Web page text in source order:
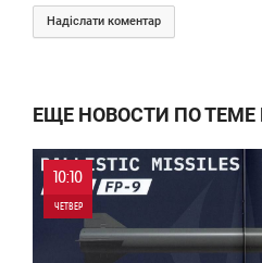
Надіслати коментар
ЕЩЕ НОВОСТИ ПО ТЕМЕ
10:10
ЧЕТВЕР